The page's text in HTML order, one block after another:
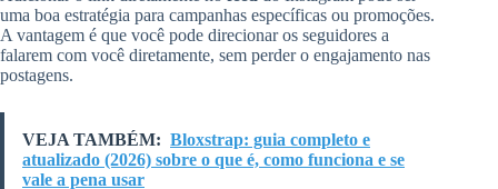
uma boa estratégia para campanhas específicas ou promoções.
A vantagem é que você pode direcionar os seguidores a
falarem com você diretamente, sem perder o engajamento nas
postagens.
VEJA TAMBÉM: Bloxstrap: guia completo e
atualizado (2026) sobre o que é, como funciona e se
vale a pena usar